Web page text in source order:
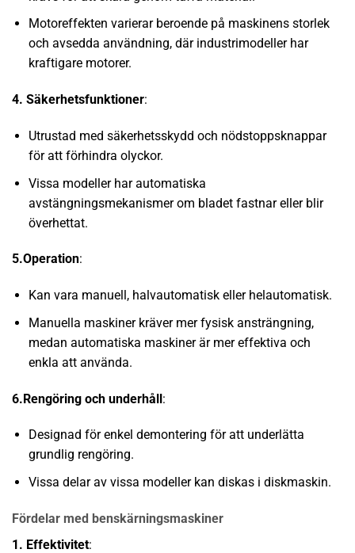
Motoreffekten varierar beroende på maskinens storlek
och avsedda användning, där industrimodeller har
kraftigare motorer.
4. Säkerhetsfunktioner:
Utrustad med säkerhetsskydd och nödstoppsknappar
för att förhindra olyckor.
Vissa modeller har automatiska
avstängningsmekanismer om bladet fastnar eller blir
överhettat.
5.Operation:
Kan vara manuell, halvautomatisk eller helautomatisk.
Manuella maskiner kräver mer fysisk ansträngning,
medan automatiska maskiner är mer effektiva och
enkla att använda.
6.Rengöring och underhåll:
Designad för enkel demontering för att underlätta
grundlig rengöring.
Vissa delar av vissa modeller kan diskas i diskmaskin.
Fördelar med benskärningsmaskiner
1. Effektivitet: